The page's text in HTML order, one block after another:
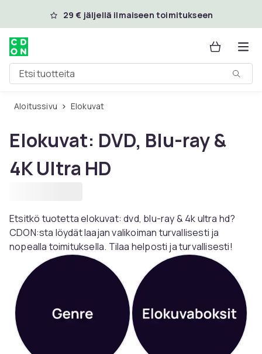
Ohita ja siirry pääsisältöön
29 € jäljellä ilmaiseen toimitukseen
Etsi tuotteita
Aloitussivu Elokuvat
Elokuvat: DVD, Blu-ray &
4K Ultra HD
Etsitkö tuotetta elokuvat: dvd, blu-ray & 4k ultra hd?
CDON:sta löydät laajan valikoiman turvallisesti ja
nopealla toimituksella. Tilaa helposti ja turvallisesti!